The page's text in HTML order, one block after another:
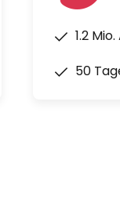
1.2
50